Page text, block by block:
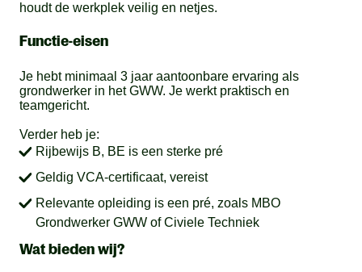
houdt de werkplek veilig en netjes.
Functie-eisen
Je hebt minimaal 3 jaar aantoonbare ervaring als
grondwerker in het GWW. Je werkt praktisch en
teamgericht.
Verder heb je:
Rijbewijs B, BE is een sterke pré
Geldig VCA-certificaat, vereist
Relevante opleiding is een pré, zoals MBO
Grondwerker GWW of Civiele Techniek
Wat bieden wij?